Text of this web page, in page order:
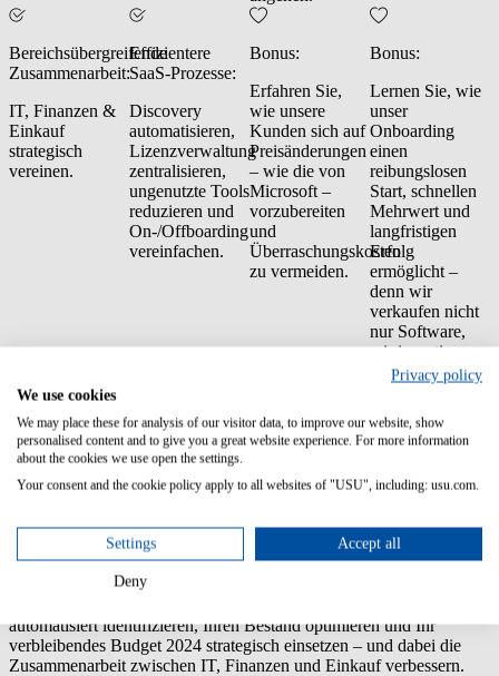
Bereichsübergreifende
Zusammenarbeit:
IT, Finanzen &
Einkauf
strategisch
vereinen.
Effizientere
SaaS-Prozesse:
Discovery
automatisieren,
Lizenzverwaltung
zentralisieren,
ungenutzte Tools
reduzieren und
On-/Offboarding
vereinfachen.
Bonus:
Erfahren Sie,
wie unsere
Kunden sich auf
Preisänderungen
– wie die von
Microsoft –
vorzubereiten
und
Überraschungskosten
zu vermeiden.
Bonus:
Lernen Sie, wie
unser
Onboarding
einen
reibungslosen
Start, schnellen
Mehrwert und
langfristigen
Erfolg
ermöglicht –
denn wir
verkaufen nicht
nur Software,
wir investieren
in Ihren Erfolg.
Ab November 2025 streicht Microsoft die volumenbasierten Rabatte
für Online-Services – alle Kunden zahlen künftig den vollen
Listenpreis. Für viele Unternehmen bedeutet das bis zu 13,5 %
Ihre SaaS-Nutzung fehlt Ihnen die Verhandlungsbasis – oder
schlimmer: Sie zahlen für Tools, die niemand nutzt.
In diesem On-Demand Webinar zeigen wir Ihnen, wie Sie jetzt die
automatisiert identifizieren, Ihren Bestand optimieren und Ihr
verbleibendes Budget 2024 strategisch einsetzen – und dabei die
Zusammenarbeit zwischen IT, Finanzen und Einkauf verbessern.
Privacy policy
We use cookies
We may place these for analysis of our visitor data, to improve our website, show
personalised content and to give you a great website experience. For more information
about the cookies we use open the settings.
Your consent and the cookie policy apply to all websites of "USU", including: usu.com.
Settings Accept all
Deny